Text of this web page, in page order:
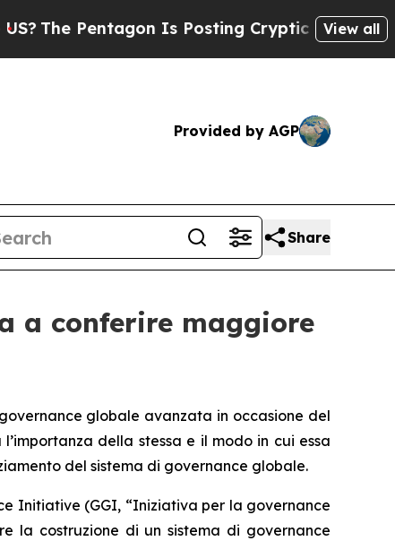
Is Posting Cryptic Biblical Messages
View all
Provided by AGP
Share
a conferire maggiore
globale avanzata in occasione del
della stessa e il modo in cui essa
del sistema di governance globale.
Initiative (GGI, “Iniziativa per la governance
la costruzione di un sistema di governance